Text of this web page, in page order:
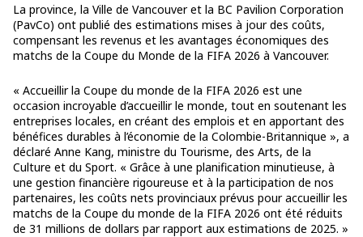
La province, la Ville de Vancouver et la BC Pavilion Corporation
(PavCo) ont publié des estimations mises à jour des coûts,
compensant les revenus et les avantages économiques des
matchs de la Coupe du Monde de la FIFA 2026 à Vancouver.
« Accueillir la Coupe du monde de la FIFA 2026 est une
occasion incroyable d’accueillir le monde, tout en soutenant les
entreprises locales, en créant des emplois et en apportant des
bénéfices durables à l’économie de la Colombie-Britannique », a
déclaré Anne Kang, ministre du Tourisme, des Arts, de la
Culture et du Sport. « Grâce à une planification minutieuse, à
une gestion financière rigoureuse et à la participation de nos
partenaires, les coûts nets provinciaux prévus pour accueillir les
matchs de la Coupe du monde de la FIFA 2026 ont été réduits
de 31 millions de dollars par rapport aux estimations de 2025. »